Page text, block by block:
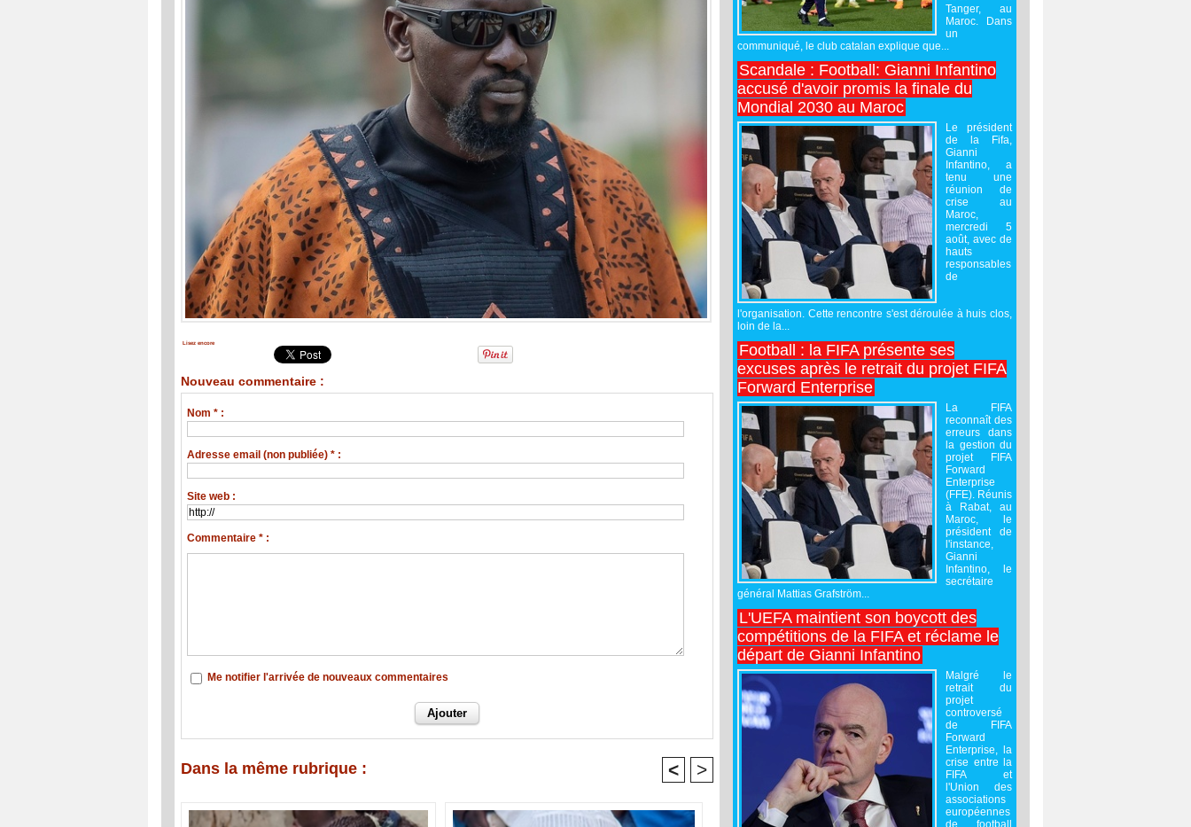
Lisez encore
Nouveau commentaire :
Nom * :
Adresse email (non publiée) * :
Site web :
Commentaire * :
Me notifier l'arrivée de nouveaux commentaires
Dans la même rubrique : < >
Tanger, au
Maroc. Dans
un
communiqué, le club catalan explique que...
Scandale : Football: Gianni Infantino
accusé d'avoir promis la finale du
Mondial 2030 au Maroc
Le président
de la Fifa,
Gianni
Infantino, a
tenu une
réunion de
crise au
Maroc,
mercredi 5
août, avec de
hauts
responsables
de
l'organisation. Cette rencontre s'est déroulée à huis clos,
loin de la...
Football : la FIFA présente ses
excuses après le retrait du projet FIFA
Forward Enterprise
La FIFA
reconnaît des
erreurs dans
la gestion du
projet FIFA
Forward
Enterprise
(FFE). Réunis
à Rabat, au
Maroc, le
président de
l'instance,
Gianni
Infantino, le
secrétaire
général Mattias Grafström...
L'UEFA maintient son boycott des
compétitions de la FIFA et réclame le
départ de Gianni Infantino
Malgré le
retrait du
projet
controversé
de FIFA
Forward
Enterprise, la
crise entre la
FIFA et
l'Union des
associations
européennes
de football